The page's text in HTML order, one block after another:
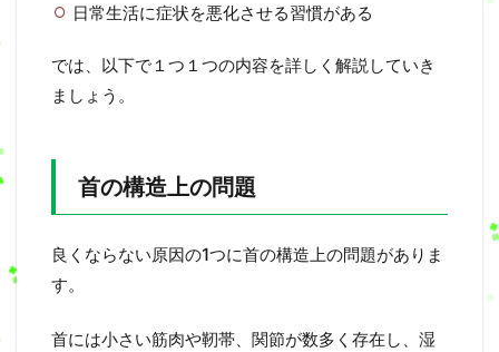
日常生活に症状を悪化させる習慣がある
では、以下で１つ１つの内容を詳しく解説していき
ましょう。
首の構造上の問題
良くならない原因の1つに首の構造上の問題がありま
す。
首には小さい筋肉や靭帯、関節が数多く存在し、湿